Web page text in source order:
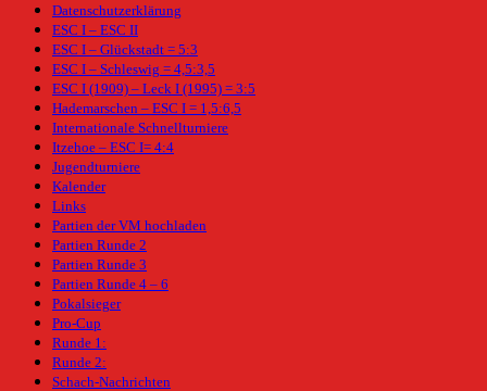
Datenschutzerklärung
ESC I – ESC II
ESC I – Glückstadt = 5:3
ESC I – Schleswig = 4,5:3,5
ESC I (1909) – Leck I (1995) = 3:5
Hademarschen – ESC I = 1,5:6,5
Internationale Schnellturniere
Itzehoe – ESC I= 4:4
Jugendturniere
Kalender
Links
Partien der VM hochladen
Partien Runde 2
Partien Runde 3
Partien Runde 4 – 6
Pokalsieger
Pro-Cup
Runde 1:
Runde 2:
Schach-Nachrichten